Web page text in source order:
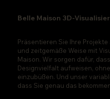
Präsentieren Sie Ihre
und zeitgemäße Weise mit
Maison. Wir sorgen dafür,
Designvielfalt aufweisen,
einzubüßen. Und unser
dass Sie genau das
Belle Maison 3D-